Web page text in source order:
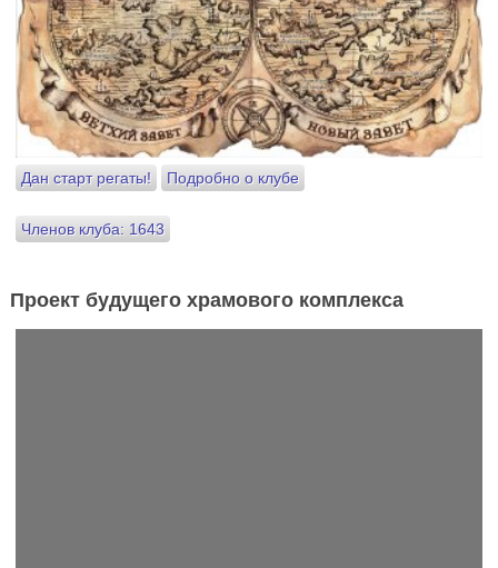
Дан старт регаты! Подробно о клубе
Членов клуба: 1643
Проект будущего храмового комплекса